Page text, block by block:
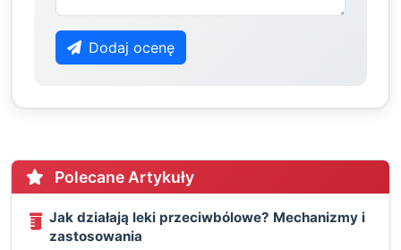
Dodaj ocenę
Polecane Artykuły
Jak działają leki przeciwbólowe? Mechanizmy i
zastosowania